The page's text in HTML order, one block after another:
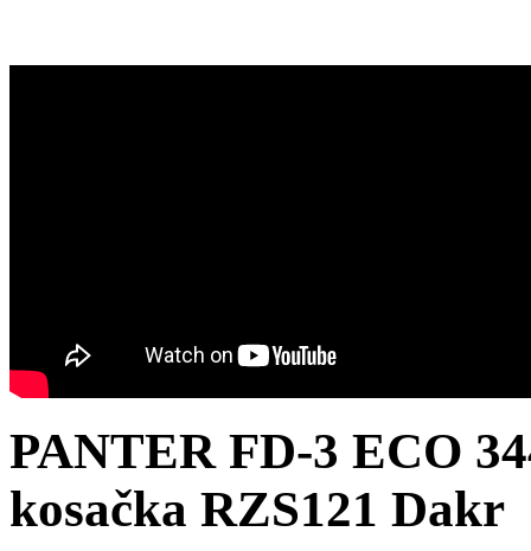
PANTER FD-3 ECO
kosačka RZS121 Dakr